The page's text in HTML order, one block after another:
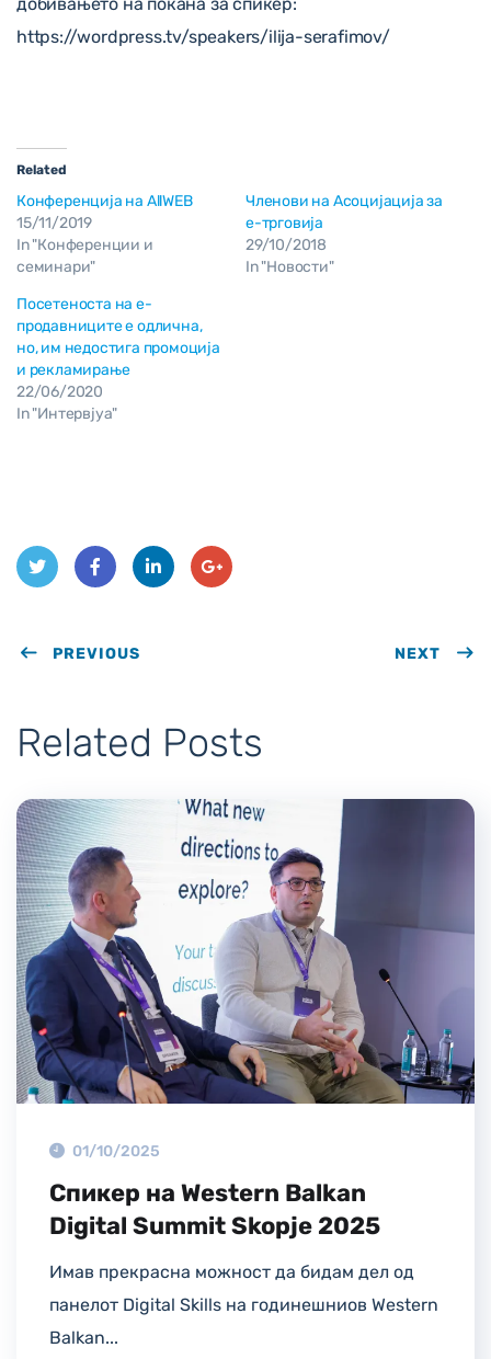
https://wordpress.tv/speakers/ilija-serafimov/
Related
Конфeренција на AllWEB
15/11/2019
In "Конференции и
семинари"
Членови на Асоцијација за
е-трговија
29/10/2018
In "Новости"
Посетеноста на е-
продавниците е одлична,
но, им недостига промоција
и рекламирање
22/06/2020
In "Интервјуа"
ter book edIn
PREVIOUS NEXT
Related Posts
01/10/2025
Спикер на Western Balkan
Digital Summit Skopje 2025
Имав прекрасна можност да бидам дел од
панелот Digital Skills на годинешниов Western
Balkan...